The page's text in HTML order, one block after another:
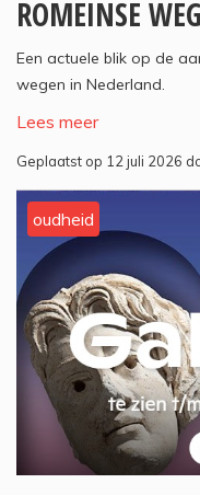
ROMEINSE
Een actuele blik op de
wegen in Nederland.
Lees meer
Geplaatst op 12 juli 2026
oudheid